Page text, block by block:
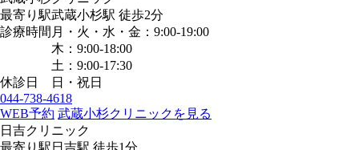
最寄り駅武蔵小杉駅 徒歩2分
診療時間 月・火・水・金：9:00-19:00
木：9:00-18:00
土：9:00-17:30
休診日
日・祝日
044-738-4618
WEB予約 武蔵小杉クリニックを見る
日吉クリニック
最寄り駅 日吉駅 徒歩1分